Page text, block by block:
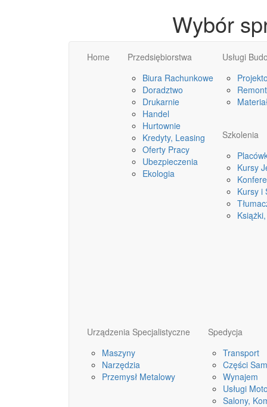
Wybór
Home
Przedsiębiorstwa
Biura Rachunkowe
Doradztwo
Drukarnie
Handel
Hurtownie
Kredyty, Leasing
Oferty Pracy
Ubezpieczenia
Ekologia
Usługi
Szkolenia
Kursy
Kursy i
Urządzenia Specjalistyczne
Maszyny
Narzędzia
Przemysł Metalowy
Spedycja
Transport
Części
Wynajem
Usługi
Salony,